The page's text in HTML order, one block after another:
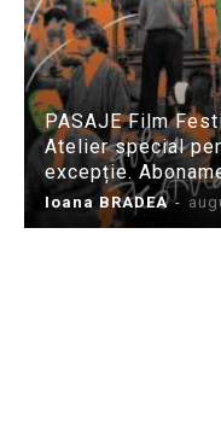
PASAJE Film
Atelier special
excepție.
Ioana BRADEA -